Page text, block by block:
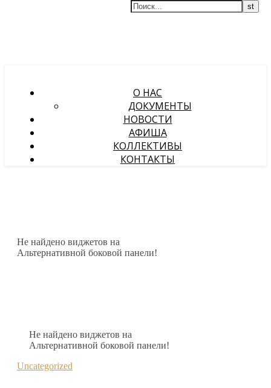
О НАС
ДОКУМЕНТЫ
НОВОСТИ
АФИША
КОЛЛЕКТИВЫ
КОНТАКТЫ
Не найдено виджетов на
Альтернативной боковой панели!
Не найдено виджетов на
Альтернативной боковой панели!
Uncategorized